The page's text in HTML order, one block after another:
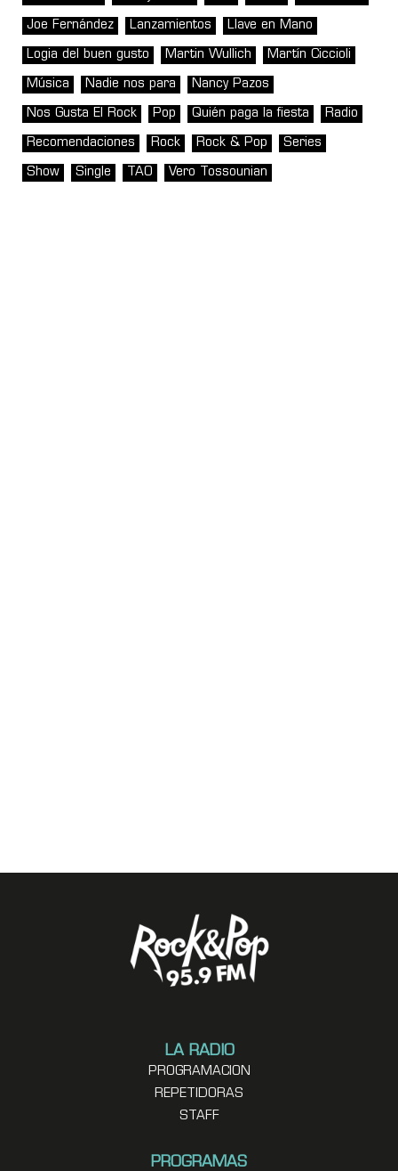
Joe Fernández Lanzamientos Llave en Mano
Logia del buen gusto Martin Wullich Martín Ciccioli
Música Nadie nos para Nancy Pazos
Nos Gusta El Rock Pop Quién paga la fiesta Radio
Recomendaciones Rock Rock & Pop Series
Show Single TAO Vero Tossounian
LA RADIO
PROGRAMACION
REPETIDORAS
STAFF
PROGRAMAS